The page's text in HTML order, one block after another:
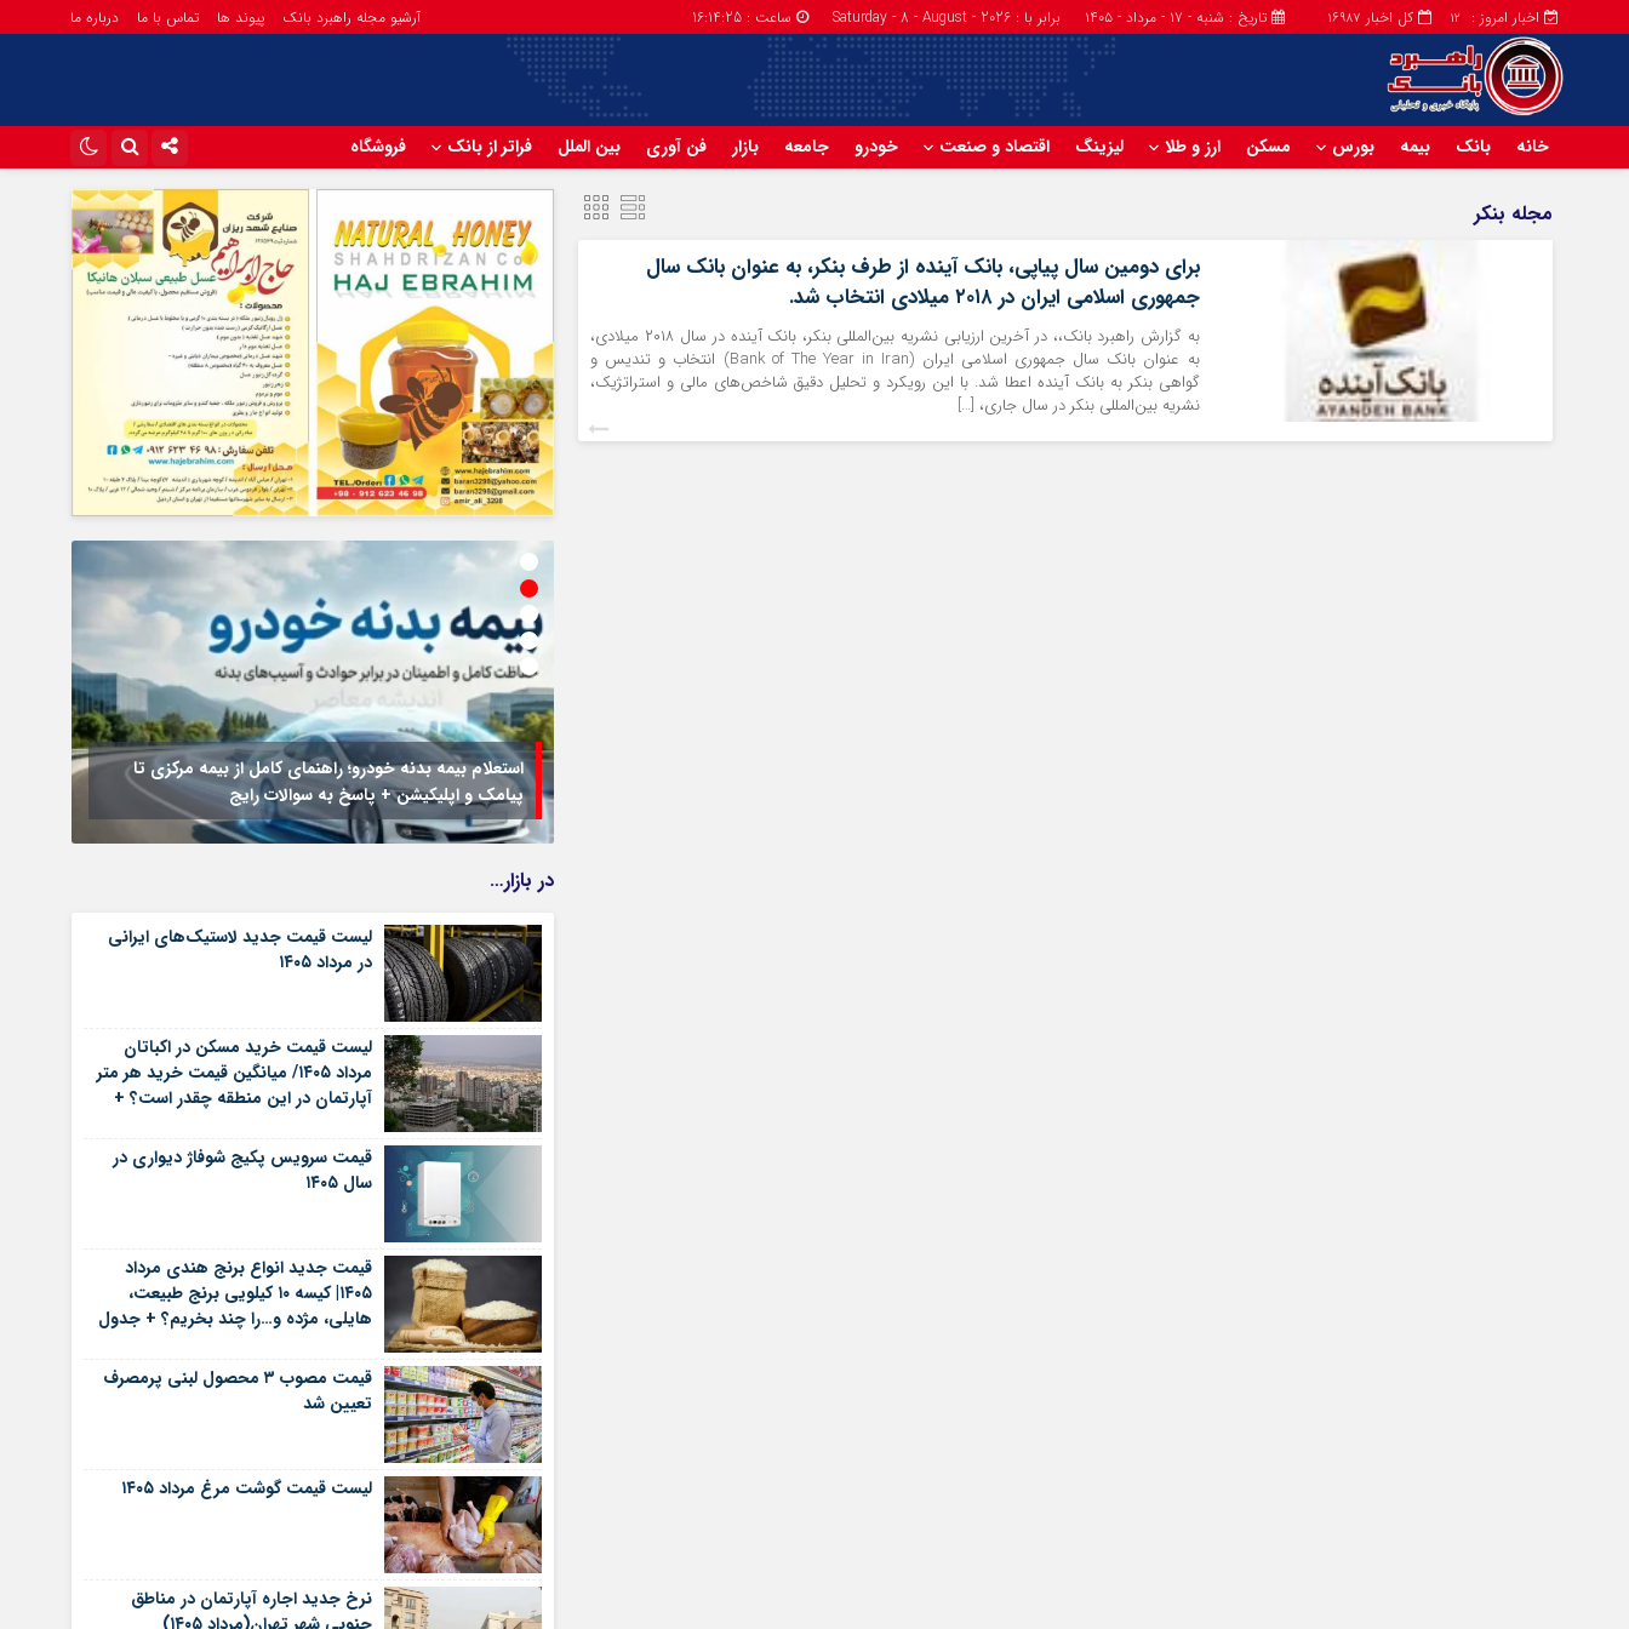
کل اخبار 16987 اخبار امروز : 12 تاریخ : شنبه - ۱۷ - مرداد - ۱۴۰۵ برابر با : Saturday - 8 - August - 2026 ساعت : 16:14:26 آرشیو مجله راهبرد بانک پیوند ها تماس با ما درباره ما
خانه بانک بیمه بورس مسکن ارز و طلا لیزینگ اقتصاد و صنعت خودرو جامعه بازار فن آوری بین الملل فراتر از بانک فروشگاه
اینستاگرام
تلگرام
آپارات
مجله بنکر
برای دومین سال پیاپی، بانک آینده از طرف بنکر، به عنوان بانک سال
جمهوری اسلامی ایران در ۲۰۱۸ میلادی انتخاب شد.
به گزارش راهبرد بانک،، در آخرین ارزیابی نشریه بین‌المللی بنکر، بانک آینده در سال ۲۰۱۸ میلادی،
به عنوان بانک سال جمهوری اسلامی ایران (Bank of The Year in Iran) انتخاب و تندیس و
گواهی بنکر به بانک آینده اعطا شد. با این رویکرد و تحلیل دقیق شاخص‌های مالی و استراتژیک،
نشریه بین‌المللی بنکر در سال جاری، […]
استعلام بیمه بدنه خودرو؛ راهنمای کامل از بیمه مرکزی تا
پیامک و اپلیکیشن + پاسخ به سوالات رایج
در بازار…
لیست قیمت جدید لاستیک‌های ایرانی
در مرداد ۱۴۰۵
لیست قیمت خرید مسکن در اکباتان
مرداد ۱۴۰۵/ میانگین قیمت خرید هر متر
آپارتمان در این منطقه چقدر است؟ +
قیمت سرویس پکیج شوفاژ دیواری در
سال ۱۴۰۵
قیمت جدید انواع برنج هندی مرداد
۱۴۰۵| کیسه ۱۰ کیلویی برنج طبیعت،
هایلی، مژده و…را چند بخریم؟ + جدول
قیمت مصوب ۳ محصول لبنی پرمصرف
تعیین شد
لیست قیمت گوشت مرغ مرداد ۱۴۰۵
نرخ جدید اجاره آپارتمان در مناطق
جنوبی شهر تهران(مرداد ۱۴۰۵)